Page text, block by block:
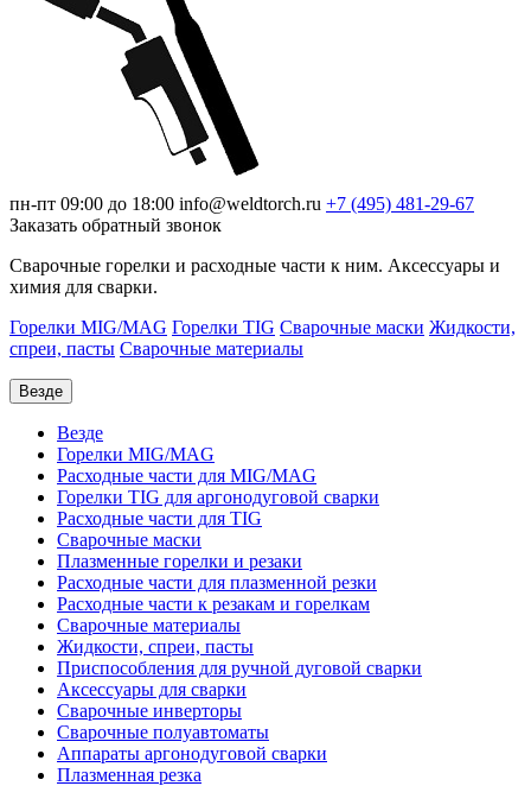
пн-пт 09:00 до 18:00 info@weldtorch.ru +7 (495) 481-29-67
Заказать обратный звонок
Сварочные горелки и расходные части к ним. Аксессуары и
химия для сварки.
Горелки MIG/MAG Горелки TIG Сварочные маски Жидкости,
спреи, пасты Сварочные материалы
Везде
Везде
Горелки MIG/MAG
Расходные части для MIG/MAG
Горелки TIG для аргонодуговой сварки
Расходные части для TIG
Сварочные маски
Плазменные горелки и резаки
Расходные части для плазменной резки
Расходные части к резакам и горелкам
Сварочные материалы
Жидкости, спреи, пасты
Приспособления для ручной дуговой сварки
Аксессуары для сварки
Сварочные инверторы
Сварочные полуавтоматы
Аппараты аргонодуговой сварки
Плазменная резка